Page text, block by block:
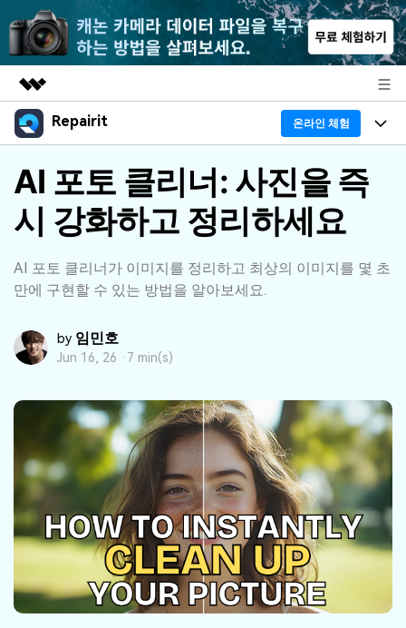
주요 제품
유틸리티
비즈니스
솔루션
회사 소개
뉴스룸
도움말 센터
Repairit 온라인 체험
프로그램
리페어릿
크로스 플랫폼 AI 복원 및 향상 도구
Repairit -- 이메일
Outlook 이메일 복구 솔루션
무료 체험하기
관련 제품
Relumi - 앱
기능
AI 보정
Repairit 소개
손상된 파일 복구 전문가
기술 인사이트
활용 팁
데이터 복구 사례
외장 저장장치 복구
PC 복구
기타 복구
자세히 보기
플랜 확인
Repairit
인공지능 기반 영상, 사진, 문서 및 오디오 파일의 복
원 전문가
Repairit -- 이메일
PST 및 OST 파일과 분실된 Outlook 이메일 복구 솔
루션
로그인
AI 포토 클리너: 사진을 즉
시 강화하고 정리하세요
AI 포토 클리너가 이미지를 정리하고 최상의 이미지를 몇 초
만에 구현할 수 있는 방법을 알아보세요.
by 임민호
Jun 16, 26 · 7 min(s)